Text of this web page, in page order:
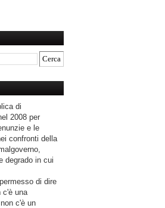
di
2008 per
e le
confronti della
degrado in cui
di dire
c'è una
c'è un